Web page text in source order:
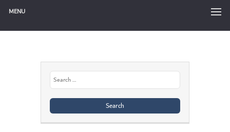
MENU
Search
for: